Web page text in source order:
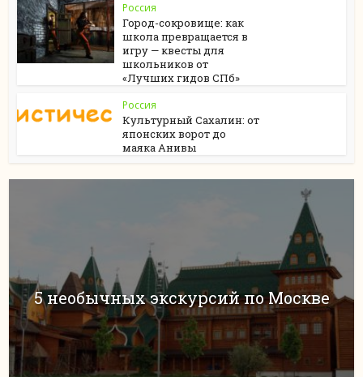
Россия
Город-сокровище: как
школа превращается в
игру — квесты для
школьников от
«Лучших гидов СПб»
Россия
Культурный Сахалин: от
японских ворот до
маяка Анивы
5 необычных экскурсий по Москве